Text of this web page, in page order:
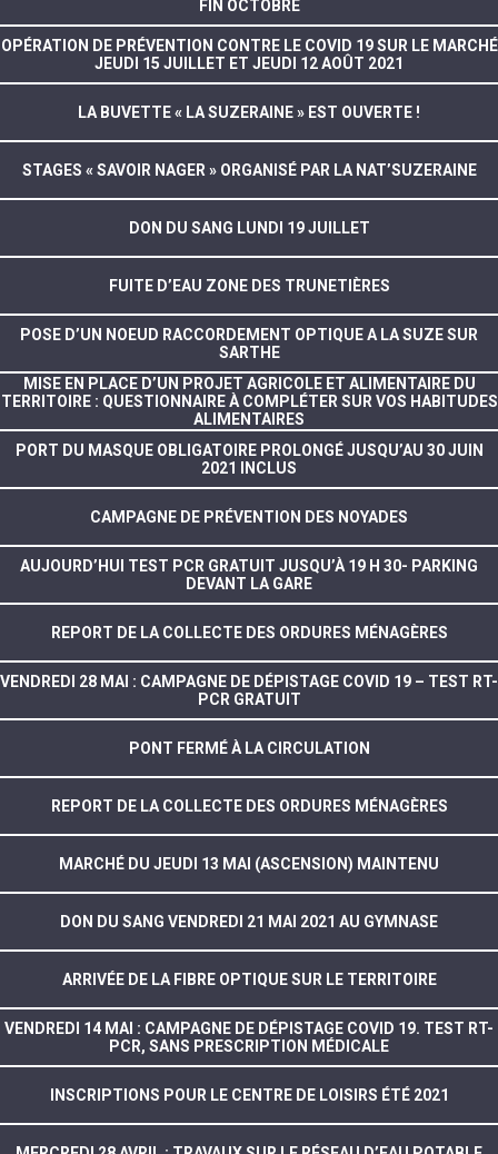
FIN OCTOBRE
OPÉRATION DE PRÉVENTION CONTRE LE COVID 19 SUR LE MARCHÉ
JEUDI 15 JUILLET ET JEUDI 12 AOÛT 2021
LA BUVETTE « LA SUZERAINE » EST OUVERTE !
STAGES « SAVOIR NAGER » ORGANISÉ PAR LA NAT’SUZERAINE
DON DU SANG LUNDI 19 JUILLET
FUITE D’EAU ZONE DES TRUNETIÈRES
POSE D’UN NOEUD RACCORDEMENT OPTIQUE A LA SUZE SUR
SARTHE
MISE EN PLACE D’UN PROJET AGRICOLE ET ALIMENTAIRE DU
TERRITOIRE : QUESTIONNAIRE À COMPLÉTER SUR VOS HABITUDES
ALIMENTAIRES
PORT DU MASQUE OBLIGATOIRE PROLONGÉ JUSQU’AU 30 JUIN
2021 INCLUS
CAMPAGNE DE PRÉVENTION DES NOYADES
AUJOURD’HUI TEST PCR GRATUIT JUSQU’À 19 H 30- PARKING
DEVANT LA GARE
REPORT DE LA COLLECTE DES ORDURES MÉNAGÈRES
VENDREDI 28 MAI : CAMPAGNE DE DÉPISTAGE COVID 19 – TEST RT-
PCR GRATUIT
PONT FERMÉ À LA CIRCULATION
REPORT DE LA COLLECTE DES ORDURES MÉNAGÈRES
MARCHÉ DU JEUDI 13 MAI (ASCENSION) MAINTENU
DON DU SANG VENDREDI 21 MAI 2021 AU GYMNASE
ARRIVÉE DE LA FIBRE OPTIQUE SUR LE TERRITOIRE
VENDREDI 14 MAI : CAMPAGNE DE DÉPISTAGE COVID 19. TEST RT-
PCR, SANS PRESCRIPTION MÉDICALE
INSCRIPTIONS POUR LE CENTRE DE LOISIRS ÉTÉ 2021